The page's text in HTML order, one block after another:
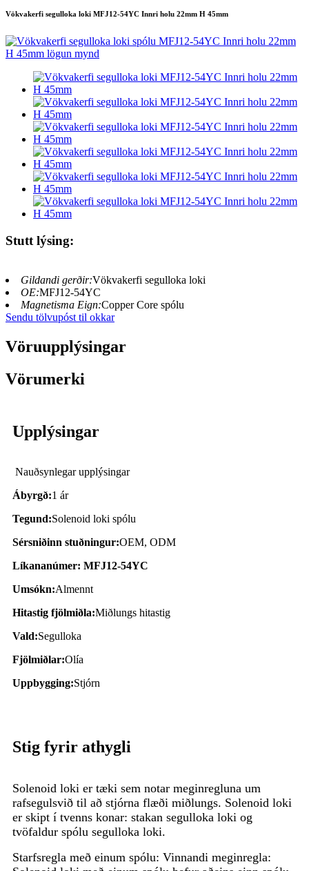
Vökvakerfi segulloka loki MFJ12-54YC Innri holu 22mm H 45mm
Stutt lýsing:
Gildandi gerðir:Vökvakerfi segulloka loki
OE:MFJ12-54YC
Magnetisma Eign:Copper Core spólu
Sendu tölvupóst til okkar
Vöruupplýsingar
Vörumerki
Upplýsingar
Nauðsynlegar upplýsingar
Ábyrgð:1 ár
Tegund:Solenoid loki spólu
Sérsniðinn stuðningur:OEM, ODM
Líkananúmer: MFJ12-54YC
Umsókn:Almennt
Hitastig fjölmiðla:Miðlungs hitastig
Vald:Segulloka
Fjölmiðlar:Olía
Uppbygging:Stjórn
Stig fyrir athygli
Solenoid loki er tæki sem notar meginregluna um
rafsegulsvið til að stjórna flæði miðlungs. Solenoid loki
er skipt í tvenns konar: stakan segulloka loki og
tvöfaldur spólu segulloka loki.
Starfsregla með einum spólu: Vinnandi meginregla: